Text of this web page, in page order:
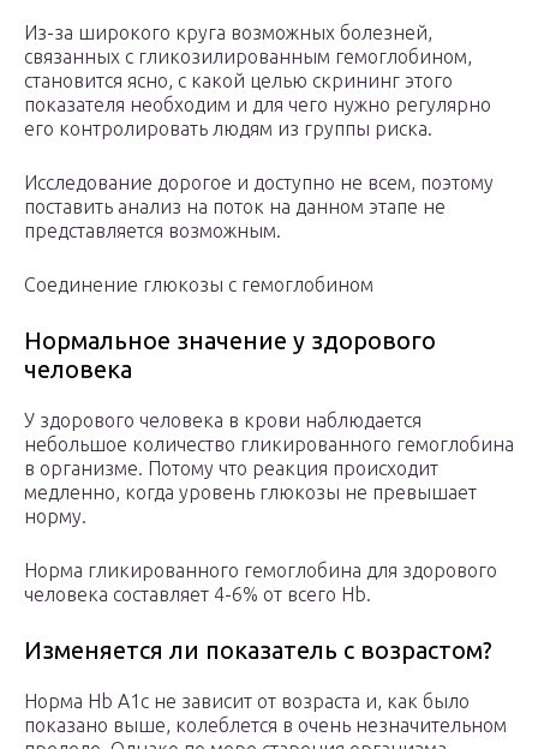
Из-за широкого круга возможных болезней,
связанных с гликозилированным гемоглобином,
становится ясно, с какой целью скрининг этого
показателя необходим и для чего нужно регулярно
его контролировать людям из группы риска.
Исследование дорогое и доступно не всем, поэтому
поставить анализ на поток на данном этапе не
представляется возможным.
Соединение глюкозы с гемоглобином
Нормальное значение у здорового
человека
У здорового человека в крови наблюдается
небольшое количество гликированного гемоглобина
в организме. Потому что реакция происходит
медленно, когда уровень глюкозы не превышает
норму.
Норма гликированного гемоглобина для здорового
человека составляет 4-6% от всего Hb.
Изменяется ли показатель с возрастом?
Норма Hb A1c не зависит от возраста и, как было
показано выше, колеблется в очень незначительном